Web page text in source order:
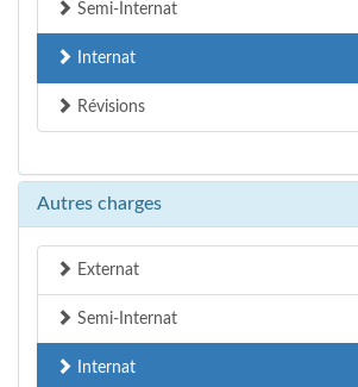
Semi-Internat
Internat
Révisions
Autres charges
Externat
Semi-Internat
Internat